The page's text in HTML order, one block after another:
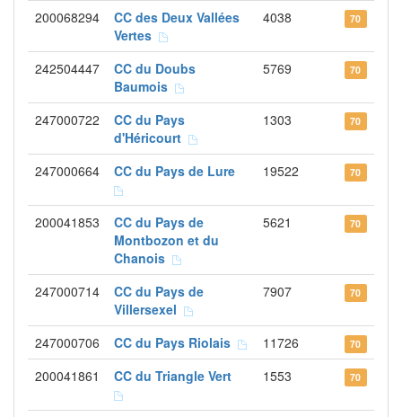
200068294
CC des Deux Vallées
Vertes
4038 70
242504447
CC du Doubs
Baumois
5769 70
247000722
CC du Pays
d'Héricourt
1303 70
247000664 CC du Pays de Lure 19522 70
200041853
CC du Pays de
Montbozon et du
Chanois
5621 70
247000714
CC du Pays de
Villersexel
7907 70
247000706 CC du Pays Riolais 11726 70
200041861 CC du Triangle Vert 1553 70